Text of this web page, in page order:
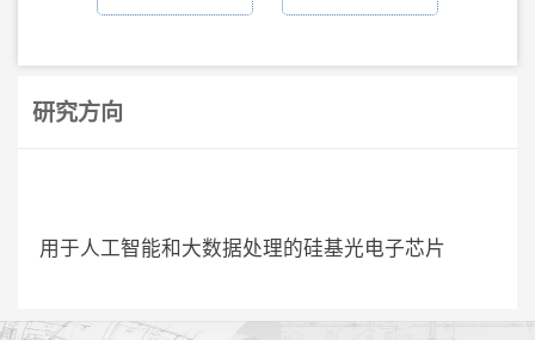
研究方向
用于人工智能和大数据处理的硅基光电子芯片